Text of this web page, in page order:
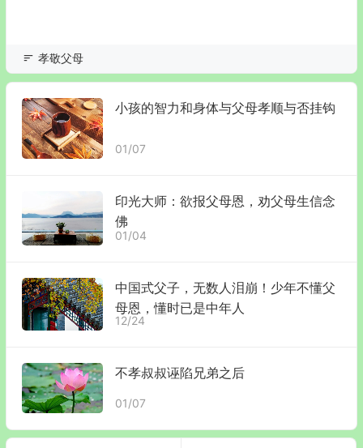
孝敬父母
小孩的智力和身体与父母孝顺与否挂钩
01/07
印光大师：欲报父母恩，劝父母生信念
佛
01/04
中国式父子，无数人泪崩！少年不懂父
母恩，懂时已是中年人
12/24
不孝叔叔诬陷兄弟之后
01/07